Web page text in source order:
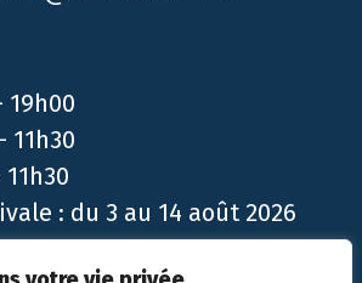
19h00
11h30
: du 3 au 14 août 2026